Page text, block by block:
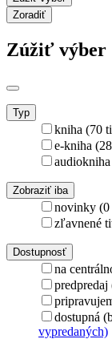
Zoradiť
Zúžiť výber
Typ
kniha (70
e-kniha
Zobraziť iba
novinky
zľavnené
Dostupnosť
na
dostupná
vypredaných)